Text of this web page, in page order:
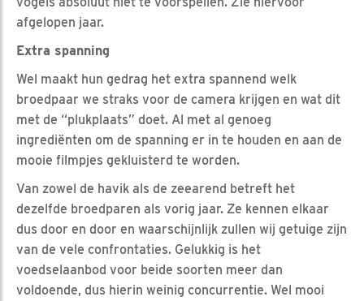
afgelopen jaar.
Extra spanning
Wel maakt hun gedrag het extra spannend welk
broedpaar we straks voor de camera krijgen en wat dit
met de “plukplaats” doet. Al met al genoeg
ingrediënten om de spanning er in te houden en aan de
mooie filmpjes gekluisterd te worden.
Van zowel de havik als de zeearend betreft het
dezelfde broedparen als vorig jaar. Ze kennen elkaar
dus door en door en waarschijnlijk zullen wij getuige zijn
van de vele confrontaties. Gelukkig is het
voedselaanbod voor beide soorten meer dan
voldoende, dus hierin weinig concurrentie. Wel mooi